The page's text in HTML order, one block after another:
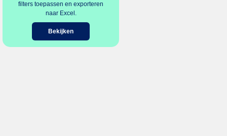
filters toepassen en exporteren
naar Excel.
Bekijken